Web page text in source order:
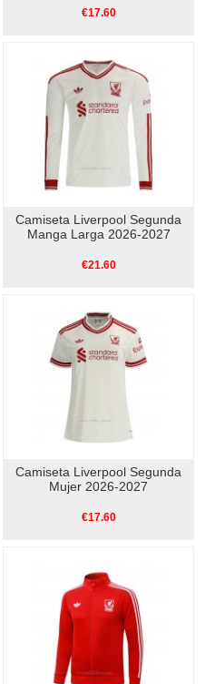
€17.60
Camiseta Liverpool Segunda
Manga Larga 2026-2027
€21.60
Camiseta Liverpool Segunda
Mujer 2026-2027
€17.60